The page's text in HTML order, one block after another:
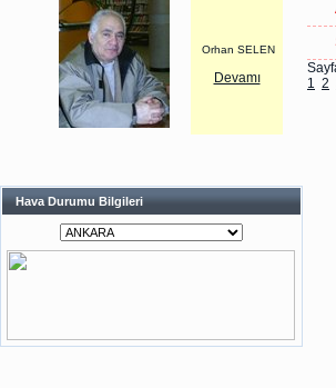
Orhan SELEN
Devamı
Hava Durumu Bilgileri
1 2